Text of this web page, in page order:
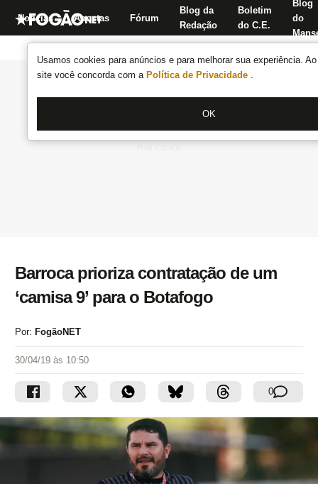
Usamos cookies para anúncios e para melhorar sua experiência.
site você concorda com a Política de Privacidade .
OK
Notícias Apostas Fórum
Blog da
Redação
Boletim
do C.E.
Blog
do
Barroca prioriza contratação de um
‘camisa 9’ para o Botafogo
Por: FogãoNET
30/04/19 às 10:50
0